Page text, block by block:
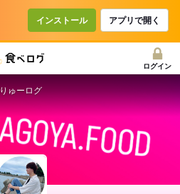
インストール アプリで開く
ログイン
りゅーログ